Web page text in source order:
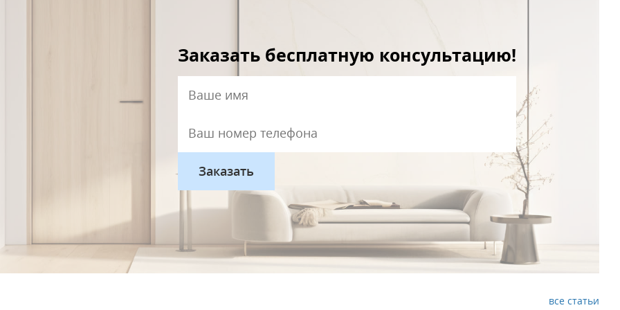
Заказать бесплатную консультацию!
все статьи